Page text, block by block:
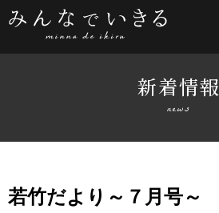
新着情報
news
若竹だより～７月号～